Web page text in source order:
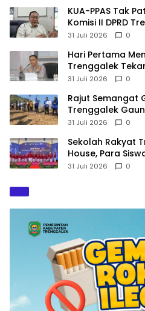
KUA-PPAS Tak
Komisi II DPRD
Terancam Sanksi
31 Juli 2026 0
Hari Pertama
Trenggalek
Hindari
31 Juli 2026 0
​Rajut Semangat
Trenggalek
di Pantai Konang
31 Juli 2026 0
Sekolah Rakyat
House, Para
Baru
31 Juli 2026 0